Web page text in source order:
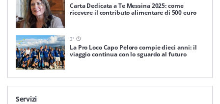
Carta Dedicata a Te Messina 2025: come
ricevere il contributo alimentare di 500 euro
3'
La Pro Loco Capo Peloro compie dieci anni: il
viaggio continua con lo sguardo al futuro
Servizi